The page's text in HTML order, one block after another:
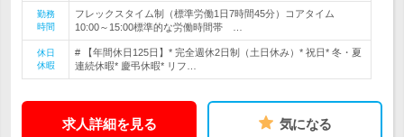
勤務
時間
フレックスタイム制（標準労働1日7時間45分）コアタイム
10:00～15:00標準的な労働時間帯 …
休日
休暇
# 【年間休日125日】* 完全週休2日制（土日休み）* 祝日* 冬・夏
連続休暇* 慶弔休暇* リフ…
求人詳細を見る 気になる